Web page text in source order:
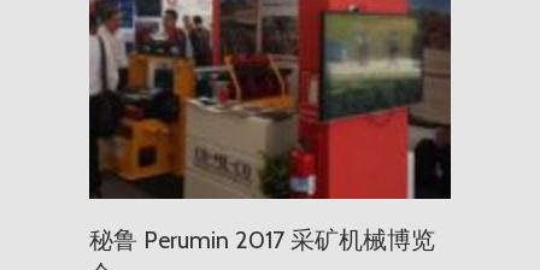
秘鲁 Perumin 2017 采矿机械博览